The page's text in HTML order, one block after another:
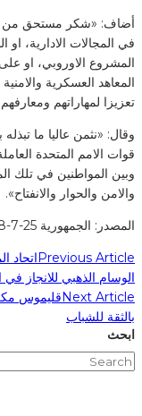
أضاف: «شكر مستحق من
في المجالات الادارية، او
المشروع الاوروبي، او
المعاهد العسكرية والامنية
تعزيزا لمهاراتهم ومعارفهم
وقال: «نثمن عاليا ما
قوات الامم المتحدة
وبين المواطنين في تلك
والامن والحوار والانفتاح».
المصدر: الجمهورية 25-7-2018
Previous Articleاتحاد
الوسام الذهبي للانجاز
Next Articleقليموس
بالثقة للشباب
ابحث